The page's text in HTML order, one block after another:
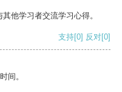
他学习者交流学习心得。
支持[0] 反对[0]
间。